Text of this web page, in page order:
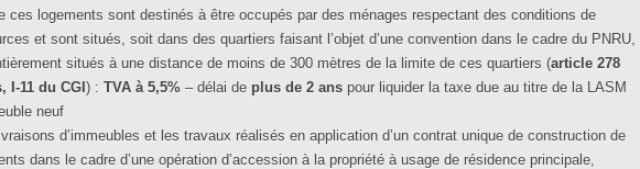
ces logements sont destinés à être occupés par des ménages respectant des conditions de
et sont situés, soit dans des quartiers faisant l’objet d’une convention dans le cadre du PNRU,
situés à une distance de moins de 300 mètres de la limite de ces quartiers (article 278
I-11 du CGI ) : TVA à 5,5% – délai de plus de 2 ans pour liquider la taxe due au titre de la LASM
neuf
d’immeubles et les travaux réalisés en application d’un contrat unique de construction de
dans le cadre d’une opération d’accession à la propriété à usage de résidence principale,